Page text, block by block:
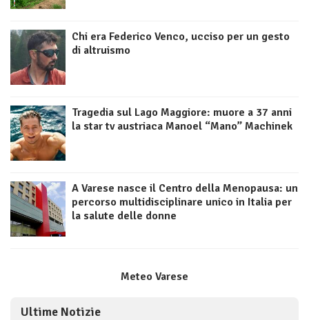
Chi era Federico Venco, ucciso per un gesto
di altruismo
Tragedia sul Lago Maggiore: muore a 37 anni
la star tv austriaca Manoel “Mano” Machinek
A Varese nasce il Centro della Menopausa: un
percorso multidisciplinare unico in Italia per
la salute delle donne
Meteo Varese
Ultime Notizie